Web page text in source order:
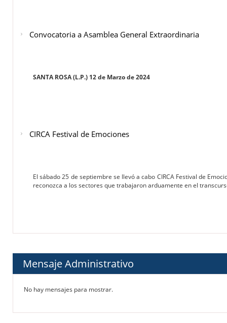
Convocatoria a Asamblea General Extraordinaria
SANTA ROSA (L.P.) 12 de Marzo de 2024
CIRCA Festival de Emociones
El sábado 25 de septiembre se llevó a cabo CIRCA Festival de
reconozca a los sectores que trabajaron arduamente en el
Mensaje Administrativo
No hay mensajes para mostrar.